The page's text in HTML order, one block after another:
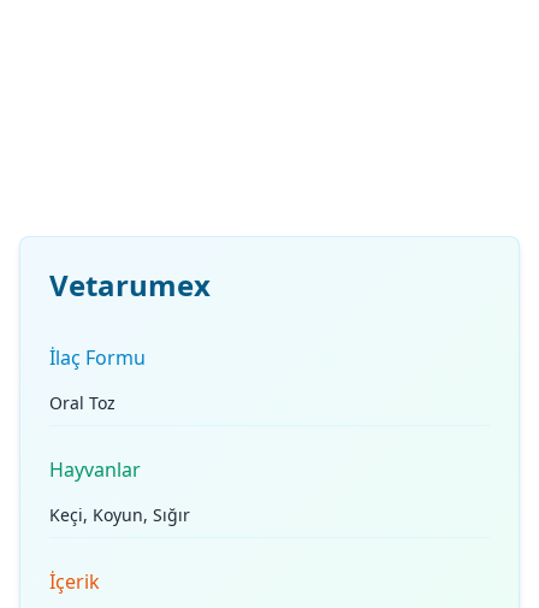
Vetarumex
İlaç Formu
Oral Toz
Hayvanlar
Keçi, Koyun, Sığır
İçerik